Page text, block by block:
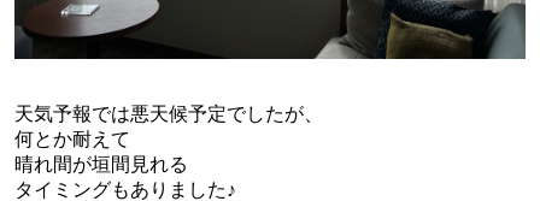
天気予報では悪天候予定でしたが、
何とか耐えて
晴れ間が垣間見れる
タイミングもありました♪